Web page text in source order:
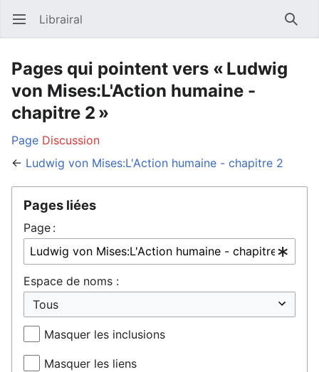
Ouvrir le menu principal Librairal
Pages qui pointent vers « Ludwig
von Mises:L'Action humaine -
chapitre 2 »
Page Discussion
← Ludwig von Mises:L'Action humaine - chapitre 2
Pages liées
Page :
Espace de noms :
Masquer les inclusions
Masquer les liens